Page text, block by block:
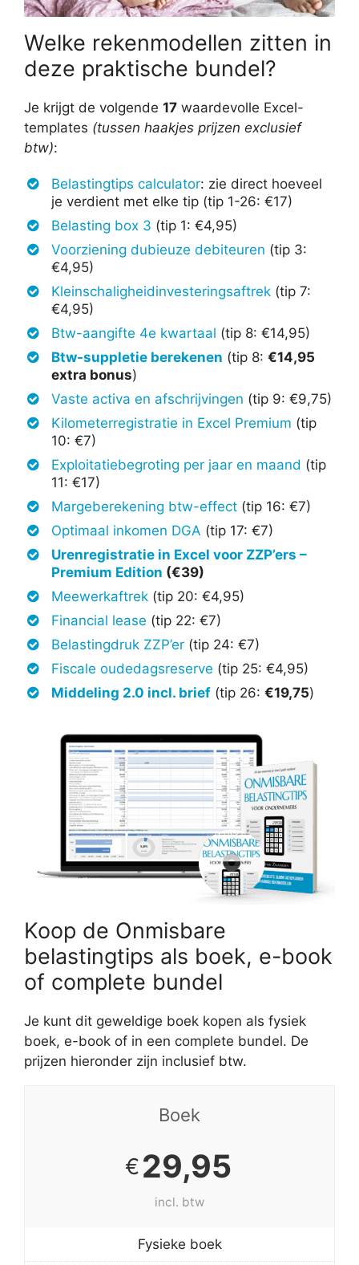
Welke rekenmodellen zitten in
deze praktische bundel?
Je krijgt de volgende 17 waardevolle Excel-
templates (tussen haakjes prijzen exclusief
btw):
Belastingtips calculator: zie direct hoeveel
je verdient met elke tip (tip 1-26: €17)
Belasting box 3 (tip 1: €4,95)
Voorziening dubieuze debiteuren (tip 3:
€4,95)
Kleinschaligheidinvesteringsaftrek (tip 7:
€4,95)
Btw-aangifte 4e kwartaal (tip 8: €14,95)
Btw-suppletie berekenen (tip 8: €14,95
extra bonus)
Vaste activa en afschrijvingen (tip 9: €9,75)
Kilometerregistratie in Excel Premium (tip
10: €7)
Exploitatiebegroting per jaar en maand (tip
11: €17)
Margeberekening btw-effect (tip 16: €7)
Optimaal inkomen DGA (tip 17: €7)
Urenregistratie in Excel voor ZZP’ers –
Premium Edition (€39)
Meewerkaftrek (tip 20: €4,95)
Financial lease (tip 22: €7)
Belastingdruk ZZP’er (tip 24: €7)
Fiscale oudedagsreserve (tip 25: €4,95)
Middeling 2.0 incl. brief (tip 26: €19,75)
Koop de Onmisbare
belastingtips als boek, e-book
of complete bundel
Je kunt dit geweldige boek kopen als fysiek
boek, e-book of in een complete bundel. De
prijzen hieronder zijn inclusief btw.
Boek
€29,95
incl. btw
Fysieke boek